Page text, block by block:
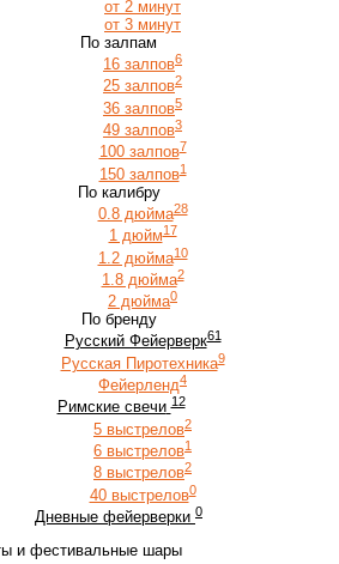
от 2 минут
от 3 минут
По залпам
16 залпов6
25 залпов2
36 залпов5
49 залпов3
100 залпов7
150 залпов1
По калибру
0.8 дюйма28
1 дюйм17
1.2 дюйма10
1.8 дюйма2
2 дюйма0
По бренду
Русский Фейерверк61
Русская Пиротехника9
Фейерленд4
Римские свечи 12
5 выстрелов2
6 выстрелов1
8 выстрелов2
40 выстрелов0
Дневные фейерверки 0
и фестивальные шары